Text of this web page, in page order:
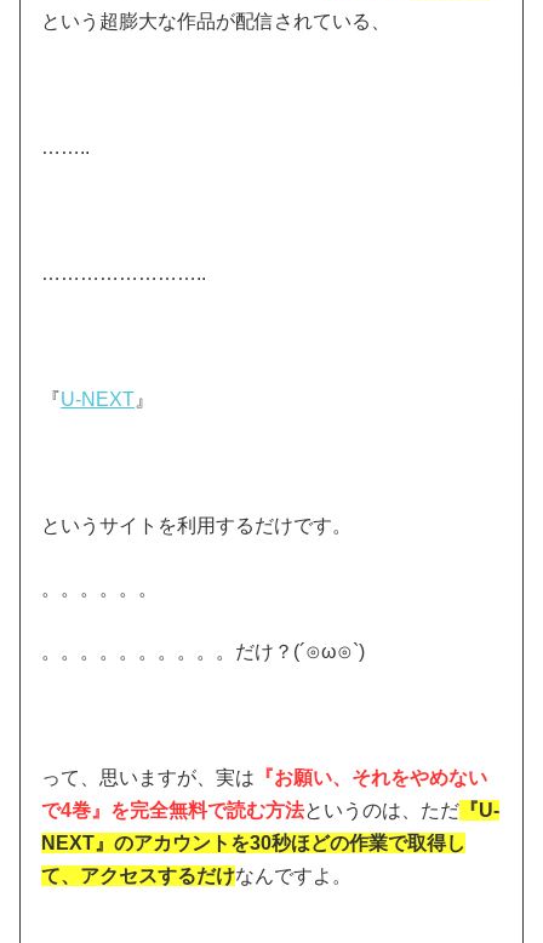
という超膨大な作品が配信されている、
……..
……………………..
『U-NEXT 』
というサイトを利用するだけです。
。。。。。。
。。。。。。。。。。だけ？(´⊙ω⊙`)
って、思いますが、実は 『お願い、それをやめない
で4巻』を完全無料で読む方法というのは、ただ 『U-
NEXT』のアカウントを30秒ほどの作業で取得し
て、アクセスするだけなんですよ。